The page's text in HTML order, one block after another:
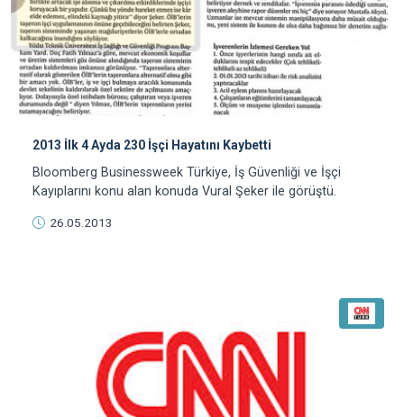
2013 İlk 4 Ayda 230 İşçi Hayatını Kaybetti
Bloomberg Businessweek Türkiye, İş Güvenliği ve İşçi
Kayıplarını konu alan konuda Vural Şeker ile görüştü.
26.05.2013